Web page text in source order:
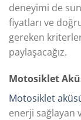
deneyimi de
fiyatları ve
gereken
paylaşacağız.
Motosiklet
Motosiklet
enerji sağlayan